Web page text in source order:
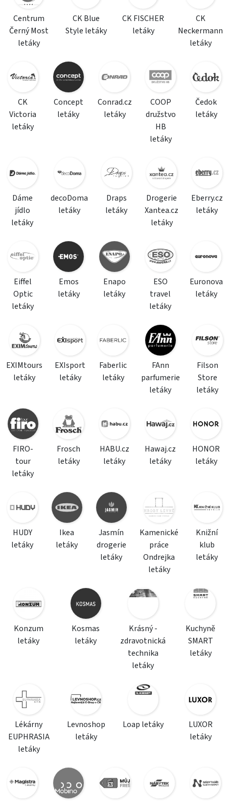
Centrum
Černý Most
letáky
CK Blue
Style letáky
CK FISCHER
letáky
CK
Neckermann
letáky
CK
Victoria
letáky
Concept
letáky
Conrad.cz
letáky
COOP
družstvo
HB
letáky
Čedok
letáky
Dáme
jídlo
letáky
decoDoma
letáky
Draps
letáky
Drogerie
Xantea.cz
letáky
Eberry.cz
letáky
Eiffel
Optic
letáky
Emos
letáky
Enapo
letáky
ESO
travel
letáky
Euronova
letáky
EXIMtours
letáky
EXIsport
letáky
Faberlic
letáky
FAnn
parfumerie
letáky
Filson
Store
letáky
FIRO-
tour
letáky
Frosch
letáky
HABU.cz
letáky
Hawaj.cz
letáky
HONOR
letáky
HUDY
letáky
Ikea
letáky
Jasmín
drogerie
letáky
Kamenické
práce
Ondrejka
letáky
Knižní
klub
letáky
Konzum
letáky
Kosmas
letáky
Krásný -
zdravotnická
technika
letáky
Kuchyně
SMART
letáky
Lékárny
EUPHRASIA
letáky
Levnoshop
letáky
Loap letáky
LUXOR
letáky